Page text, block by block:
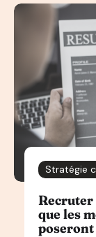
Stratégie
Recruter
que les
poseront